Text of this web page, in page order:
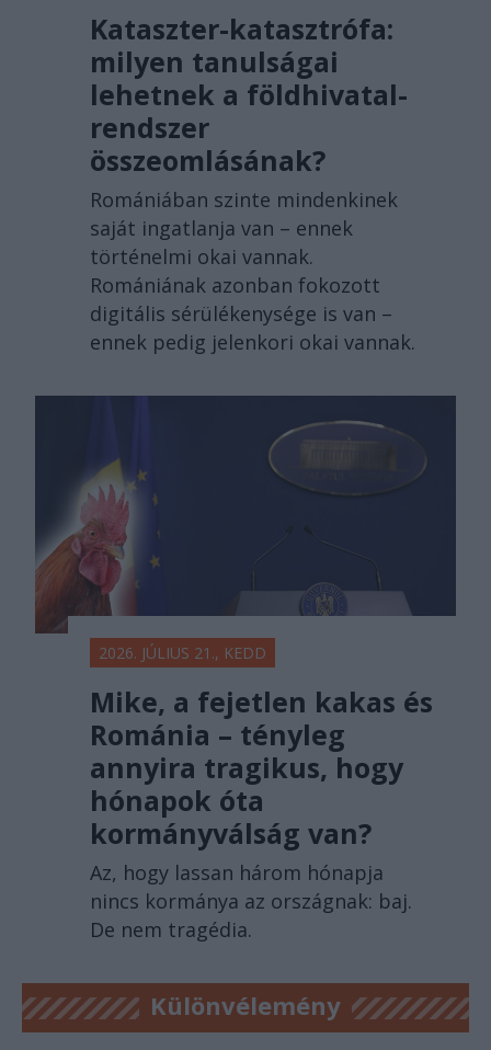
Kataszter-katasztrófa:
milyen tanulságai
lehetnek a földhivatal-
rendszer
összeomlásának?
Romániában szinte mindenkinek
saját ingatlanja van – ennek
történelmi okai vannak.
Romániának azonban fokozott
digitális sérülékenysége is van –
ennek pedig jelenkori okai vannak.
2026. JÚLIUS 21., KEDD
Mike, a fejetlen kakas és
Románia – tényleg
annyira tragikus, hogy
hónapok óta
kormányválság van?
Az, hogy lassan három hónapja
nincs kormánya az országnak: baj.
De nem tragédia.
Különvélemény